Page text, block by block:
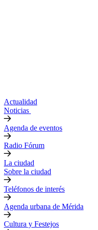
Actualidad
Noticias
Agenda de eventos
Radio Fórum
La ciudad
Sobre la ciudad
Teléfonos de interés
Agenda urbana de Mérida
Cultura y Festejos